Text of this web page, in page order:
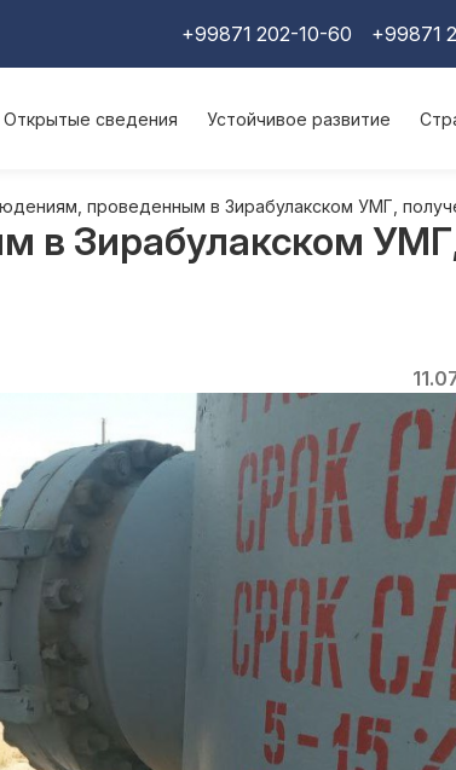
+99871 202-10-60 +99871
Открытые сведения Устойчивое развитие
проведенным в Зирабулакском УМГ,
в Зирабулакском